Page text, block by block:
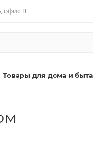
офис 11
Товары для дома и быта